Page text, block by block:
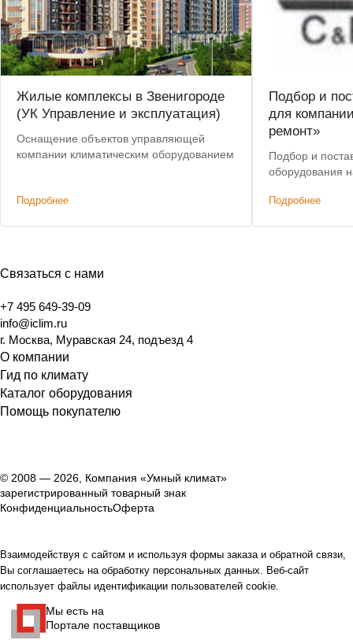
Жилые комплексы в Звенигороде
(УК Управление и эксплуатация)
Оснащение объектов управляющей
компании климатическим оборудованием
Подробнее
Подбор и
для
ремонт»
Подбор и
оборудования
Подробнее
Связаться с нами
+7 495 649-39-09
info@iclim.ru
г. Москва, Муравская 24, подъезд 4
О компании
Гид по климату
Каталог оборудования
Помощь покупателю
© 2008 — 2026, Компания «Умный климат»
зарегистрированный товарный знак
КонфиденциальностьОферта
Взаимодействуя с сайтом и используя формы заказа и обратной связи,
Вы соглашаетесь на обработку персональных данных. Веб-сайт
использует файлы идентификации пользователей cookie.
Мы есть на
Портале поставщиков